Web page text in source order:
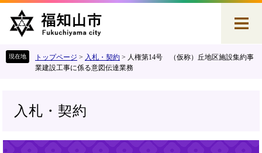
へ
トップページ > 入札・契約 > 人権第14号 （仮称）丘地区施設集約事
業建設工事に係る意図伝達業務
入札・契約